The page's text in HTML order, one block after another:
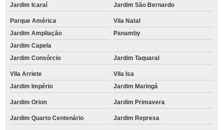
Jardim Icaraí Jardim São Bernardo
Parque América
Vila Natal
Jardim Ampliação
Panamby
Jardim Capela
Jardim Consórcio
Jardim Taquaral
Vila Arriete
Vila Isa
Jardim Império
Jardim Maringá
Jardim Orion Jardim Primavera
Jardim Quarto Centenário Jardim Represa